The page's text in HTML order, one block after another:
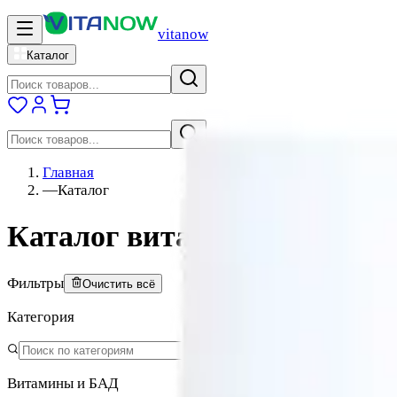
vitanow
Каталог
Главная
—Каталог
Каталог витаминов и
Фильтры Очистить всё
Категория
Витамины и БАД